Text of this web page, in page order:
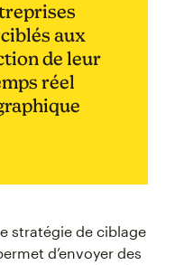
ciblés aux
de leur
réel
stratégie de ciblage
d’envoyer des